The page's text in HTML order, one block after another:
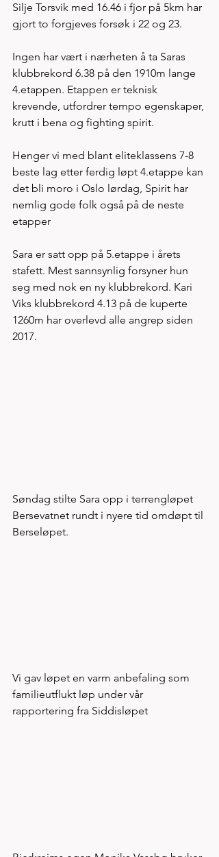
Silje Torsvik med 16.46 i fjor på 5km har
gjort to forgjeves forsøk i 22 og 23.
Ingen har vært i nærheten å ta Saras
klubbrekord 6.38 på den 1910m lange
4.etappen. Etappen er teknisk
krevende, utfordrer tempo egenskaper,
krutt i bena og fighting spirit.
Henger vi med blant eliteklassens 7-8
beste lag etter ferdig løpt 4.etappe kan
det bli moro i Oslo lørdag, Spirit har
nemlig gode folk også på de neste
etapper
Sara er satt opp på 5.etappe i årets
stafett. Mest sannsynlig forsyner hun
seg med nok en ny klubbrekord. Kari
Viks klubbrekord 4.13 på de kuperte
1260m har overlevd alle angrep siden
2017.
Søndag stilte Sara opp i terrengløpet
Bersevatnet rundt i nyere tid omdøpt til
Berseløpet.
Vi gav løpet en varm anbefaling som
familieutflukt løp under vår
rapportering fra Siddisløpet